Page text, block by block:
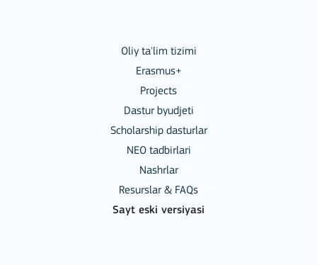
Oliy ta'lim tizimi
Erasmus+
Projects
Dastur byudjeti
Scholarship dasturlar
NEO tadbirlari
Nashrlar
Resurslar & FAQs
Sayt eski versiyasi